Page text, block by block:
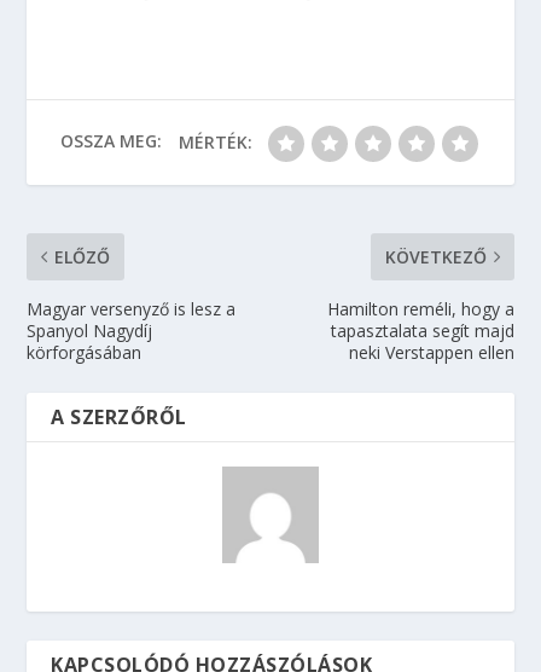
OSSZA MEG: MÉRTÉK:
ELŐZŐ
Magyar versenyző is lesz a
Spanyol Nagydíj
körforgásában
KÖVETKEZŐ
Hamilton reméli, hogy a
tapasztalata segít majd
neki Verstappen ellen
A SZERZŐRŐL
KAPCSOLÓDÓ HOZZÁSZÓLÁSOK